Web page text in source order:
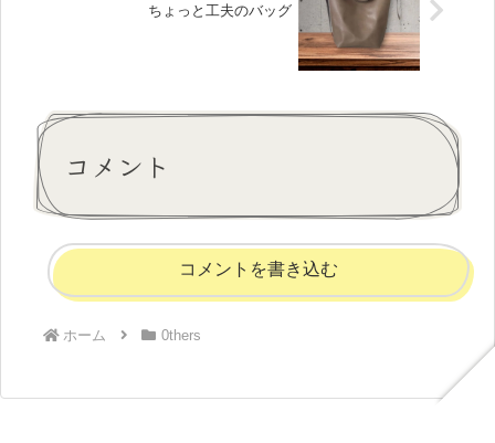
ちょっと工夫のバッグ
コメント
コメントを書き込む
ホーム 0thers